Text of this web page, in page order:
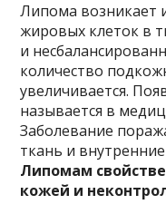
Липома возникает
жировых клеток в
и
количество
увеличивается.
называется в
Заболевание
ткань и
Липомам
кожей и